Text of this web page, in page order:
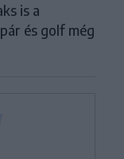
is a
és golf még